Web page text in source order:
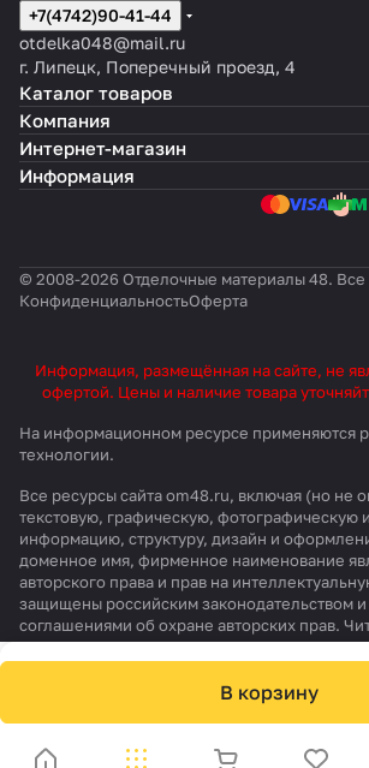
каменного ламината
происходит без выделения
вредных химических веществ.
Каменный ламинат устойчив не
только к воде, но и к огню.
Покрытие не поддерживает
процесс горения и не выделяет
токсичных элементов.
Покрытие может применяться
совместно с системами теплых
полов (за исключением
В корзину
+7(4742)90-41-44
otdelka048@mail.ru
г. Липецк, Поперечный проезд, 4
Каталог товаров
Компания
Интернет-магазин
Информация
© 2008-2026 Отделочные материалы 48.
КонфиденциальностьОферта
Информация, размещённая на сайте, не
офертой. Цены и наличие товара
На информационном ресурсе применяются
технологии.
Все ресурсы сайта om48.ru, включая (но не
текстовую, графическую, фотографическую
информацию, структуру, дизайн и
доменное имя, фирменное наименование
авторского права и прав на
защищены российским законодательством
соглашениями об охране авторских прав.